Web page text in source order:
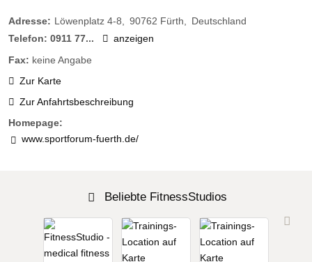
Adresse: Löwenplatz 4-8 90762 Fürth
Deutschland
Telefon: 0911 77...
anzeigen
Fax: keine Angabe
Zur Karte
Zur Anfahrtsbeschreibung
Homepage:
www.sportforum-fuerth.de/
Beliebte FitnessStudios